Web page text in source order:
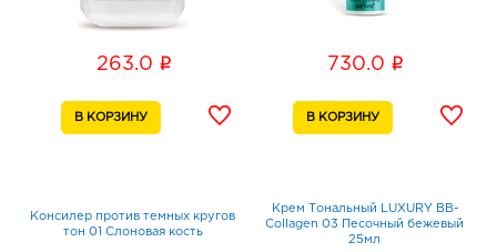
263.0 i 730.0 i
Консилер против темных кругов
тон 01 Слоновая кость
Крем Тональный LUXURY BB-
Collagen 03 Песочный бежевый
25мл